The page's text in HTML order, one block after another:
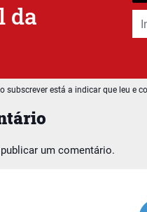
um comentário.
da
subscrever está a indicar que leu e